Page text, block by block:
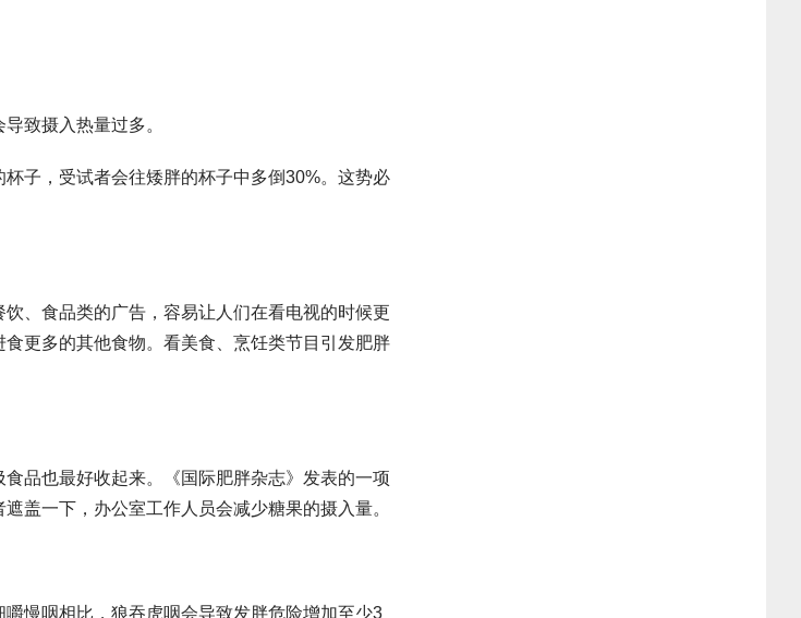
致摄入热量过多。
，受试者会往矮胖的杯子中多倒30%。这势必
食品类的广告，容易让人们在看电视的时候更
更多的其他食物。看美食、烹饪类节目引发肥胖
也最好收起来。《国际肥胖杂志》发表的一项
盖一下，办公室工作人员会减少糖果的摄入量。
咽相比，狼吞虎咽会导致发胖危险增加至少3